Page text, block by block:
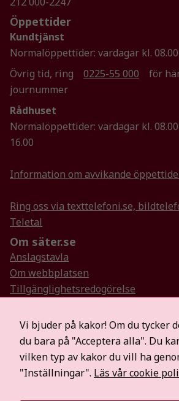
Öppettider
Kundtjänst
Normalöppettider: vardagar kl.
Övrig tid, ring
0225-55 000
för
journummer
Rådhuset
Normalöppettider: vardagar kl.
16.00
Information om avvikande
Ring oss via texttelefoni.se,
Teletal
Om säter.se
Anslagstavla
Om webbplatsen
Tillgänglighetsredogörelse
Visselblåsartjänst
Hitta oss på sociala medier
Mer information
För medier
Vi bjuder på kakor! Om du tycker
du bara på "Acceptera alla". Du
vilken typ av kakor du vill ha
"Inställningar". Läs vår cookie
hur
För
bra
från
med